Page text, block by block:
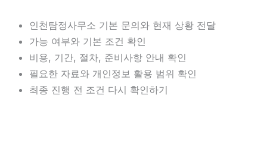
인천탐정사무소 기본 문의와 현재 상황 전달
가능 여부와 기본 조건 확인
비용, 기간, 절차, 준비사항 안내 확인
필요한 자료와 개인정보 활용 범위 확인
최종 진행 전 조건 다시 확인하기